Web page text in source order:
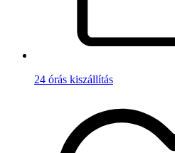
24 órás kiszállítás